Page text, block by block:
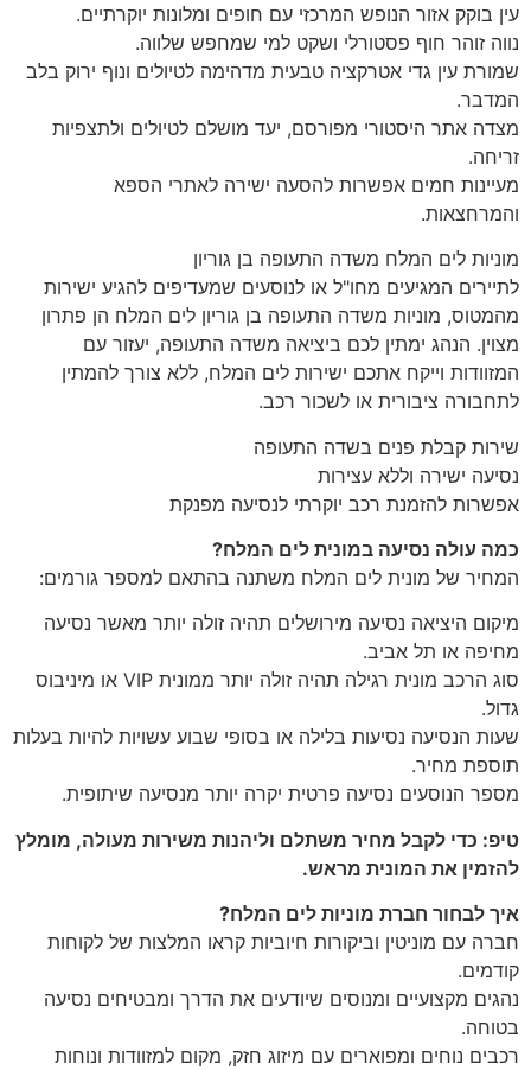
עין בוקק אזור הנופש המרכזי עם חופים ומלונות יוקרתיים.
נווה זוהר חוף פסטורלי ושקט למי שמחפש שלווה.
שמורת עין גדי אטרקציה טבעית מדהימה לטיולים ונוף ירוק בלב
המדבר.
מצדה אתר היסטורי מפורסם, יעד מושלם לטיולים ולתצפיות
זריחה.
מעיינות חמים אפשרות להסעה ישירה לאתרי הספא
והמרחצאות.
מוניות לים המלח משדה התעופה בן גוריון
לתיירים המגיעים מחו"ל או לנוסעים שמעדיפים להגיע ישירות
מהמטוס, מוניות משדה התעופה בן גוריון לים המלח הן פתרון
מצוין. הנהג ימתין לכם ביציאה משדה התעופה, יעזור עם
המזוודות וייקח אתכם ישירות לים המלח, ללא צורך להמתין
לתחבורה ציבורית או לשכור רכב.
שירות קבלת פנים בשדה התעופה
נסיעה ישירה וללא עצירות
אפשרות להזמנת רכב יוקרתי לנסיעה מפנקת
כמה עולה נסיעה במונית לים המלח?
המחיר של מונית לים המלח משתנה בהתאם למספר גורמים:
מיקום היציאה נסיעה מירושלים תהיה זולה יותר מאשר נסיעה
מחיפה או תל אביב.
סוג הרכב מונית רגילה תהיה זולה יותר ממונית VIP או מיניבוס
גדול.
שעות הנסיעה נסיעות בלילה או בסופי שבוע עשויות להיות בעלות
תוספת מחיר.
מספר הנוסעים נסיעה פרטית יקרה יותר מנסיעה שיתופית.
טיפ: כדי לקבל מחיר משתלם וליהנות משירות מעולה, מומלץ
להזמין את המונית מראש.
איך לבחור חברת מוניות לים המלח?
חברה עם מוניטין וביקורות חיוביות קראו המלצות של לקוחות
קודמים.
נהגים מקצועיים ומנוסים שיודעים את הדרך ומבטיחים נסיעה
בטוחה.
רכבים נוחים ומפוארים עם מיזוג חזק, מקום למזוודות ונוחות